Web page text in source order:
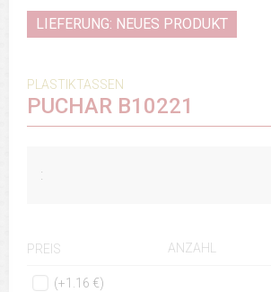
LIEFERUNG: NEUES PRODUKT
PLASTIKTASSEN
PUCHAR B10221
:
PREIS ANZAHL
(+1.16 €)